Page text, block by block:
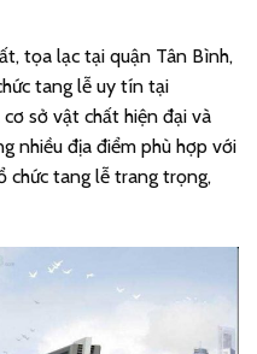
tọa lạc tại quận Tân Bình,
tang lễ uy tín tại
cơ sở vật chất hiện đại và
nhiều địa điểm phù hợp với
chức tang lễ trang trọng,